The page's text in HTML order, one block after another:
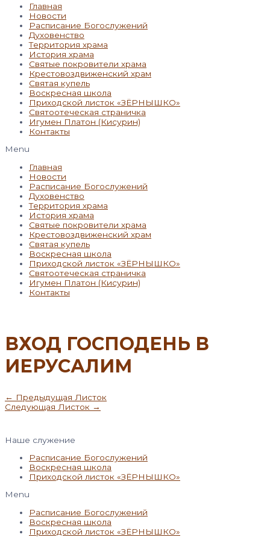
Главная
Новости
Расписание Богослужений
Духовенство
Территория храма
История храма
Святые покровители храма
Крестовоздвиженский храм
Святая купель
Воскресная школа
Приходской листок «ЗЁРНЫШКО»
Святоотеческая страничка
Игумен Платон (Кисурин)
Контакты
Menu
Главная
Новости
Расписание Богослужений
Духовенство
Территория храма
История храма
Святые покровители храма
Крестовоздвиженский храм
Святая купель
Воскресная школа
Приходской листок «ЗЁРНЫШКО»
Святоотеческая страничка
Игумен Платон (Кисурин)
Контакты
ВХОД ГОСПОДЕНЬ В
ИЕРУСАЛИМ
Навигация
по
← Предыдущая Листок
Следующая Листок →
Наше служение
Расписание Богослужений
Воскресная школа
Приходской листок «ЗЁРНЫШКО»
Menu
Расписание Богослужений
Воскресная школа
Приходской листок «ЗЁРНЫШКО»